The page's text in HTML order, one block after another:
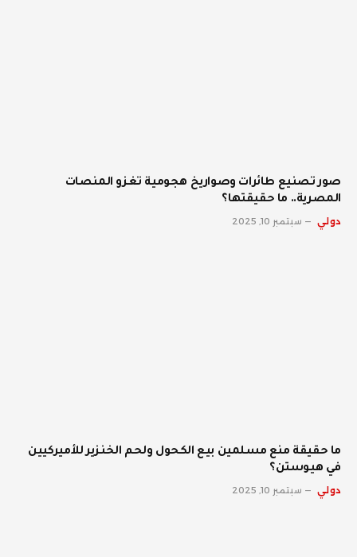
صور تصنيع طائرات وصواريخ هجومية تغزو المنصات
المصرية.. ما حقيقتها؟
دولي سبتمبر 10, 2025
ما حقيقة منع مسلمين بيع الكحول ولحم الخنزير للأميركيين
في هيوستن؟
دولي سبتمبر 10, 2025